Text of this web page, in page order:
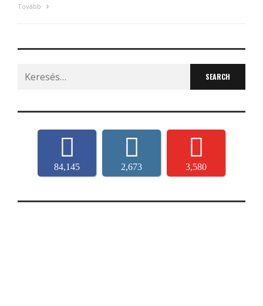
Tovább
Search
for:
84,145 2,673 3,580